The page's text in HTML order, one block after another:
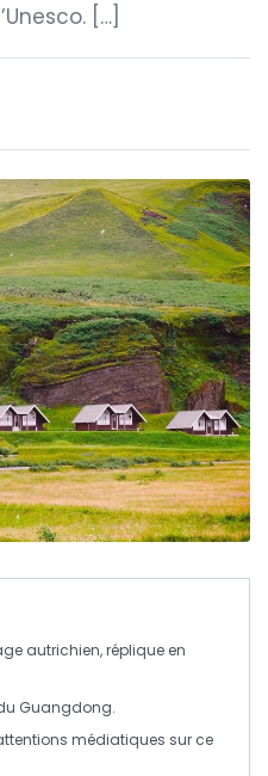
[…]
autrichien, réplique en
Guangdong.
médiatiques sur ce